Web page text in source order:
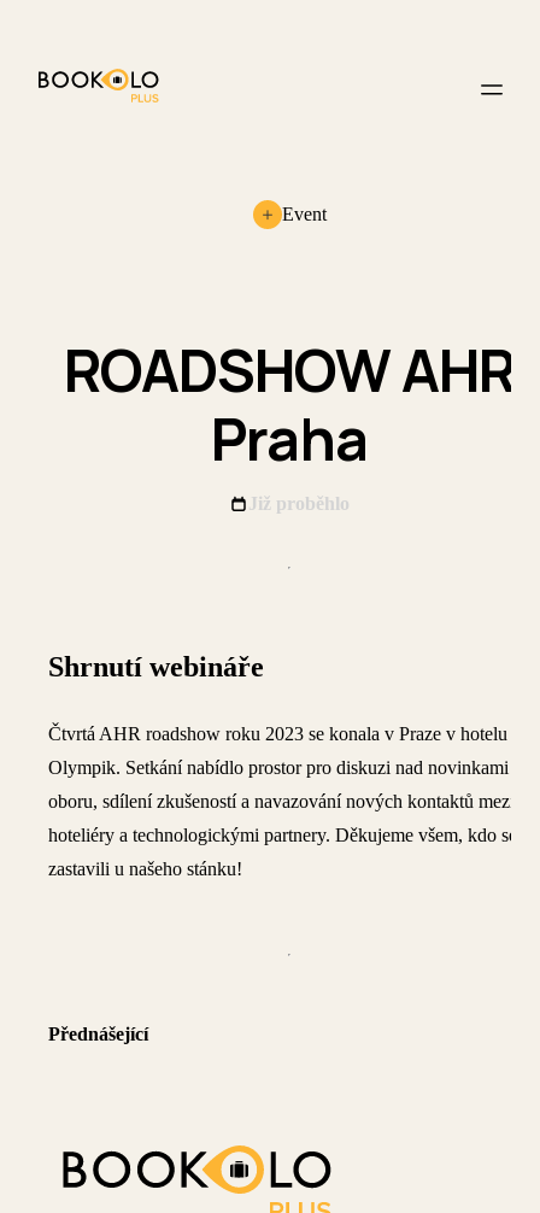
Event
ROADSHOW AHR
Praha
Již proběhlo
Shrnutí webináře
Čtvrtá AHR roadshow roku 2023 se konala v Praze v hotelu
Olympik. Setkání nabídlo prostor pro diskuzi nad novinkami v
oboru, sdílení zkušeností a navazování nových kontaktů mezi
hoteliéry a technologickými partnery. Děkujeme všem, kdo se
zastavili u našeho stánku!
Přednášející